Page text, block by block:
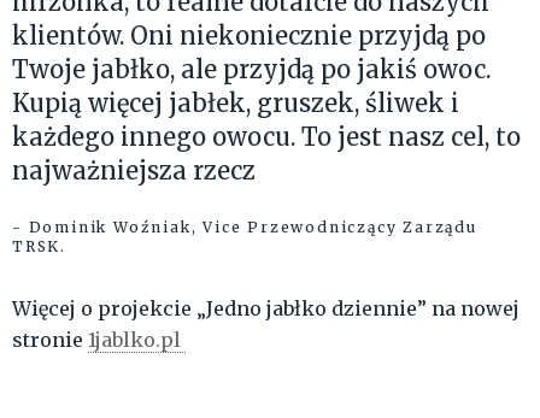
klientów. Oni niekoniecznie przyjdą po
Twoje jabłko, ale przyjdą po jakiś owoc.
Kupią więcej jabłek, gruszek, śliwek i
każdego innego owocu. To jest nasz cel, to
najważniejsza rzecz
- Dominik Woźniak, Vice Przewodniczący Zarządu
TRSK.
Więcej o projekcie „Jedno jabłko dziennie” na nowej
stronie 1jablko.pl